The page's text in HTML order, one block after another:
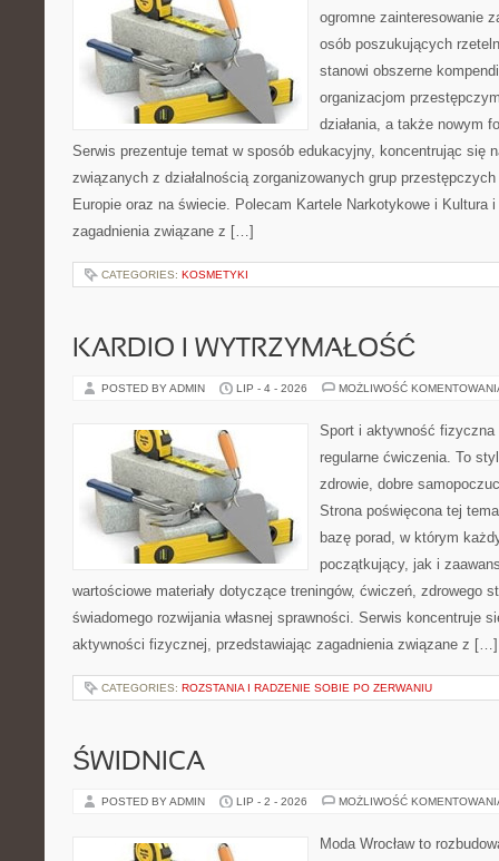
ogromne zainteresowanie
osób poszukujących
stanowi obszerne
organizacjom
działania, a także nowym
Serwis prezentuje temat w sposób edukacyjny, koncentrując się
związanych z działalnością zorganizowanych grup
Europie oraz na świecie. Polecam Kartele Narkotykowe i Kultura
zagadnienia związane z […]
CATEGORIES: KOSMETYKI
KARDIO I WYTRZYMAŁOŚĆ
POSTED BY ADMIN LIP - 4 - 2026 MOŻLIWOŚĆ
Sport i aktywność
regularne ćwiczenia. To
zdrowie, dobre
Strona poświęcona tej
bazę porad, w którym
początkujący, jak i
wartościowe materiały dotyczące treningów, ćwiczeń, zdrowego
świadomego rozwijania własnej sprawności. Serwis koncentruje
aktywności fizycznej, przedstawiając zagadnienia związane z […]
CATEGORIES: ROZSTANIA I RADZENIE SOBIE PO ZERWANIU
ŚWIDNICA
POSTED BY ADMIN LIP - 2 - 2026 MOŻLIWOŚĆ
Moda Wrocław to